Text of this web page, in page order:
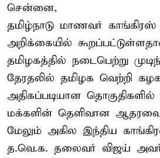
சென்னை,
தமிழ்நாடு மாணவர் காங்கிரஸ்
அறிக்கையில்
தமிழகத்தில் நடைபெற்று
தேரதலில் தமிழக வெற்றி
அதிகப்படியான தொகுதிகளில்
மக்களின் தெளிவான ஆதரவை
மேலும் அகில இந்திய
த.வெ.க. தலைவர் விஜய்